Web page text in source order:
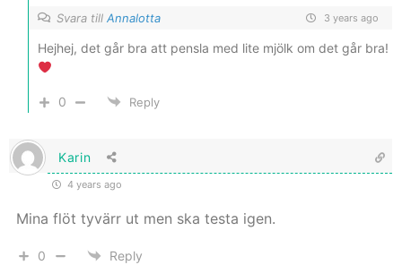
Svara till Annalotta 3 years ago
Hejhej, det går bra att pensla med lite mjölk om det går bra!
0 Reply
Karin
4 years ago
Mina flöt tyvärr ut men ska testa igen.
0 Reply